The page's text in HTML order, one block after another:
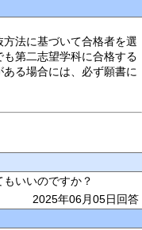
法に基づいて合格者を選
第二志望学科に合格する
る場合には、必ず願書に
いいのですか？
2025年06月05日回答